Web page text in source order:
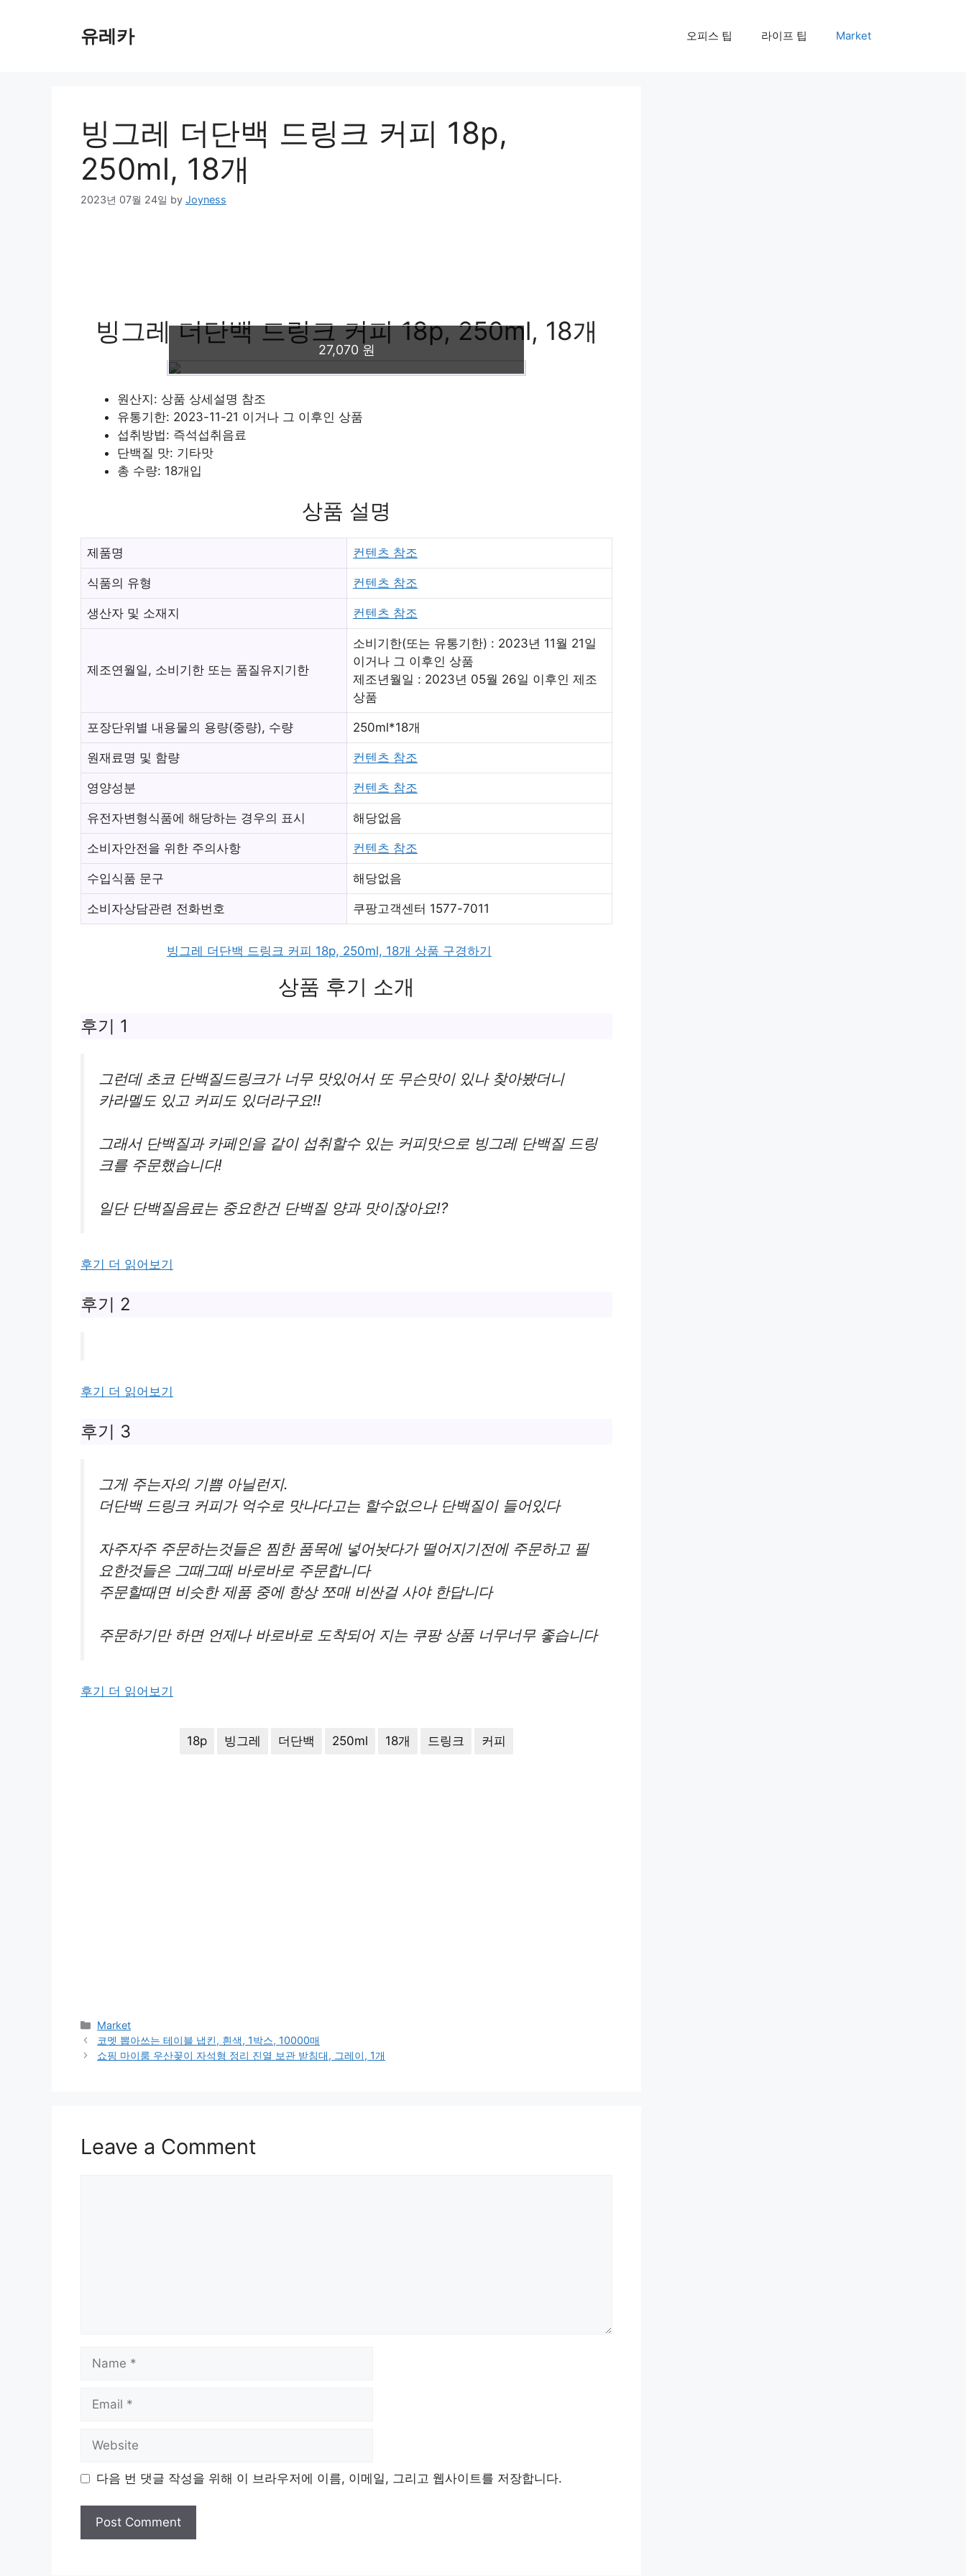
유레카 오피스 팁 라이프 팁 Market
빙그레 더단백 드링크 커피 18p,
250ml, 18개
2023년 07월 24일 by Joyness
빙그레 더단백 드링크 커피 18p, 250ml, 18개
27,070 원
원산지: 상품 상세설명 참조
유통기한: 2023-11-21 이거나 그 이후인 상품
섭취방법: 즉석섭취음료
단백질 맛: 기타맛
총 수량: 18개입
상품 설명
제품명 컨텐츠 참조
식품의 유형 컨텐츠 참조
생산자 및 소재지 컨텐츠 참조
제조연월일, 소비기한 또는 품질유지기한
소비기한(또는 유통기한) : 2023년 11월 21일
이거나 그 이후인 상품
제조년월일 : 2023년 05월 26일 이후인 제조
상품
포장단위별 내용물의 용량(중량), 수량 250ml*18개
원재료명 및 함량 컨텐츠 참조
영양성분 컨텐츠 참조
유전자변형식품에 해당하는 경우의 표시 해당없음
소비자안전을 위한 주의사항 컨텐츠 참조
수입식품 문구 해당없음
소비자상담관련 전화번호 쿠팡고객센터 1577-7011
빙그레 더단백 드링크 커피 18p, 250ml, 18개 상품 구경하기
상품 후기 소개
후기 1
그런데 초코 단백질드링크가 너무 맛있어서 또 무슨맛이 있나 찾아봤더니
카라멜도 있고 커피도 있더라구요!!
그래서 단백질과 카페인을 같이 섭취할수 있는 커피맛으로 빙그레 단백질 드링
크를 주문했습니다!
일단 단백질음료는 중요한건 단백질 양과 맛이잖아요!?
후기 더 읽어보기
후기 2
후기 더 읽어보기
후기 3
그게 주는자의 기쁨 아닐런지.
더단백 드링크 커피가 억수로 맛나다고는 할수없으나 단백질이 들어있다
자주자주 주문하는것들은 찜한 품목에 넣어놧다가 떨어지기전에 주문하고 필
요한것들은 그때그때 바로바로 주문합니다
주문할때면 비슷한 제품 중에 항상 쪼매 비싼걸 사야 한답니다
주문하기만 하면 언제나 바로바로 도착되어 지는 쿠팡 상품 너무너무 좋습니다
후기 더 읽어보기
18p 빙그레 더단백 250ml 18개 드링크 커피
Categories
Market
코멧 뽑아쓰는 테이블 냅킨, 흰색, 1박스, 10000매
쇼핑 마이룸 우산꽂이 자석형 정리 진열 보관 받침대, 그레이, 1개
Leave a Comment
다음 번 댓글 작성을 위해 이 브라우저에 이름, 이메일, 그리고 웹사이트를 저장합니다.